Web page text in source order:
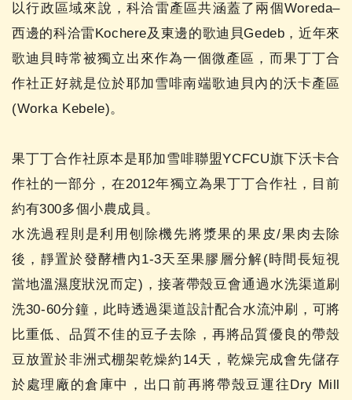
以行政區域來說，科洽雷產區共涵蓋了兩個Woreda–
西邊的科洽雷Kochere及東邊的歌迪貝Gedeb，近年來
歌迪貝時常被獨立出來作為一個微產區，而果丁丁合
作社正好就是位於耶加雪啡南端歌迪貝內的沃卡產區
(Worka Kebele)。
果丁丁合作社原本是耶加雪啡聯盟YCFCU旗下沃卡合
作社的一部分，在2012年獨立為果丁丁合作社，目前
約有300多個小農成員。
水洗過程則是利用刨除機先將漿果的果皮/果肉去除
後，靜置於發酵槽內1-3天至果膠層分解(時間長短視
當地溫濕度狀況而定)，接著帶殼豆會通過水洗渠道刷
洗30-60分鐘，此時透過渠道設計配合水流沖刷，可將
比重低、品質不佳的豆子去除，再將品質優良的帶殼
豆放置於非洲式棚架乾燥約14天，乾燥完成會先儲存
於處理廠的倉庫中，出口前再將帶殼豆運往Dry Mill